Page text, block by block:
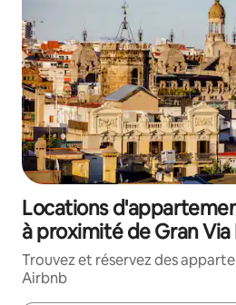
Locations
à proximité de Gran Via
Trouvez et réservez des
Airbnb